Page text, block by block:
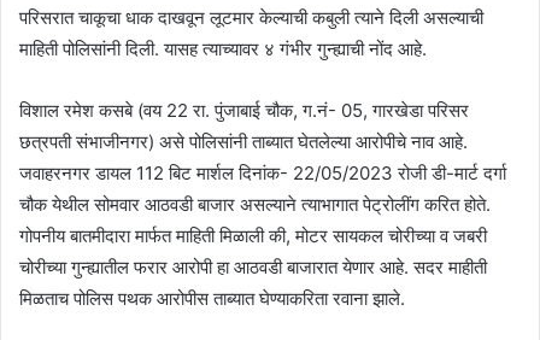
परिसरात चाकूचा धाक दाखवून लूटमार केल्याची कबुली त्याने दिली असल्याची
माहिती पोलिसांनी दिली. यासह त्याच्यावर ४ गंभीर गुन्ह्याची नोंद आहे.
विशाल रमेश कसबे (वय 22 रा. पुंजाबाई चौक, ग.नं- 05, गारखेडा परिसर
छत्रपती संभाजीनगर) असे पोलिसांनी ताब्यात घेतलेल्या आरोपीचे नाव आहे.
जवाहरनगर डायल 112 बिट मार्शल दिनांक- 22/05/2023 रोजी डी-मार्ट दर्गा
चौक येथील सोमवार आठवडी बाजार असल्याने त्याभागात पेट्रोलींग करित होते.
गोपनीय बातमीदारा मार्फत माहिती मिळाली की, मोटर सायकल चोरीच्या व जबरी
चोरीच्या गुन्ह्यातील फरार आरोपी हा आठवडी बाजारात येणार आहे. सदर माहीती
मिळताच पोलिस पथक आरोपीस ताब्यात घेण्याकरिता रवाना झाले.